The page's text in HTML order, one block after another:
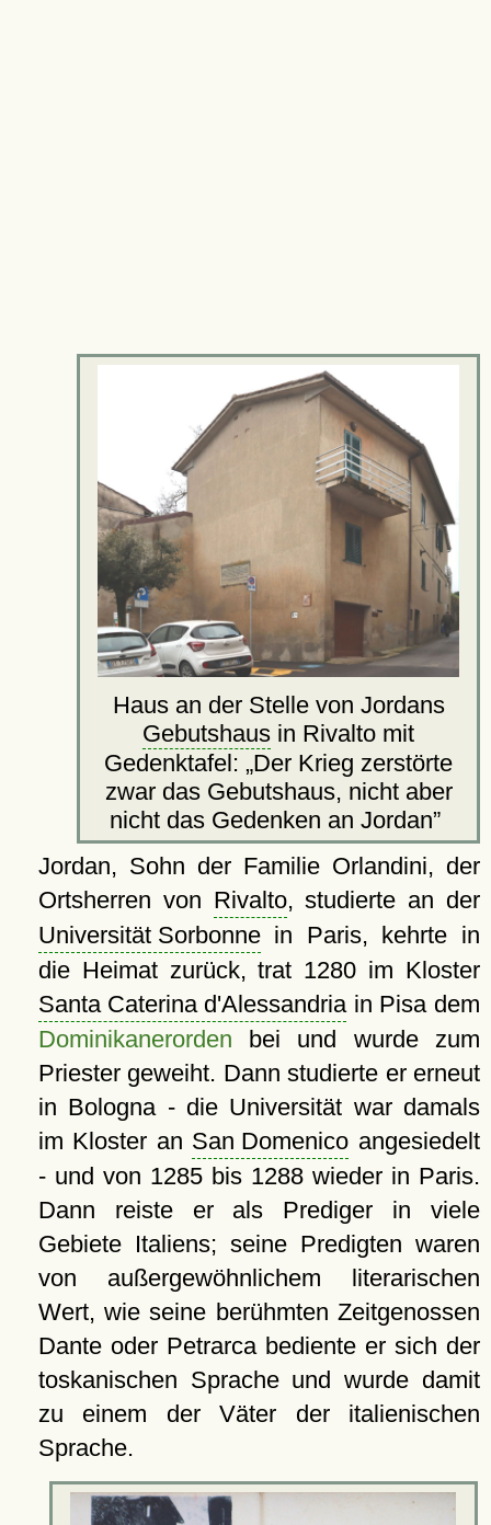
Haus an der Stelle von Jordans
Gebutshaus in Rivalto mit
Gedenktafel: Der Krieg zerstörte
zwar das Gebutshaus, nicht aber
nicht das Gedenken an Jordan
Jordan, Sohn der Familie Orlandini, der
Ortsherren von Rivalto, studierte an der
Universität Sorbonnein Paris, kehrte in
die Heimat zurück, trat 1280 im Kloster
Santa Caterina d'Alessandriain Pisa dem
Dominikanerorden bei und wurde zum
Priester geweiht. Dann studierte er erneut
in Bologna - die Universität war damals
im Kloster an San Domenico angesiedelt
- und von 1285 bis 1288 wieder in Paris.
Dann reiste er als Prediger in viele
Gebiete Italiens; seine Predigten waren
von außergewöhnlichem literarischen
Wert, wie seine berühmten Zeitgenossen
Dante oder Petrarca bediente er sich der
toskanischen Sprache und wurde damit
zu einem der Väter der italienischen
Sprache.